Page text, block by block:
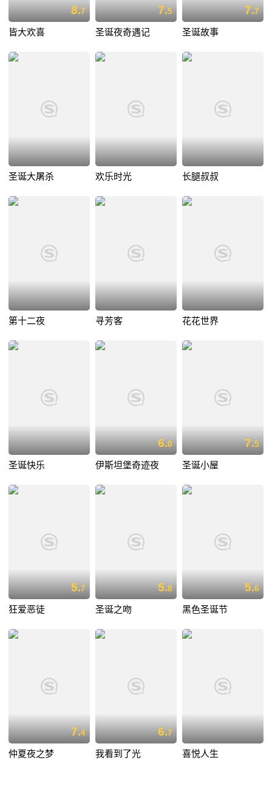
8.7
皆大欢喜
7.5
圣诞夜奇遇记
7.7
圣诞故事
圣诞大屠杀 欢乐时光 长腿叔叔
第十二夜 寻芳客 花花世界
圣诞快乐
6.0
伊斯坦堡奇迹夜
7.5
圣诞小屋
5.7
狂爱恶徒
5.8
圣诞之吻
5.6
黑色圣诞节
7.4
仲夏夜之梦
6.7
我看到了光 喜悦人生